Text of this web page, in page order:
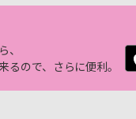
、
るので、さらに便利。